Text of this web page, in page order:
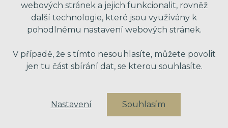
webových stránek a jejich funkcionalit, rovněž
další technologie, které jsou využívány k
pohodlnému nastavení webových stránek.
V případě, že s tímto nesouhlasíte, můžete povolit
jen tu část sbírání dat, se kterou souhlasíte.
Nastavení Souhlasím